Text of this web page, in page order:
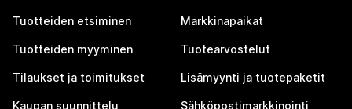
Tuotteiden etsiminen
Tuotteiden myyminen
Tilaukset ja toimitukset
Kaupan suunnittelu
Markkinapaikat
Tuotearvostelut
Lisämyynti ja tuotepaketit
Sähköpostimarkkinointi